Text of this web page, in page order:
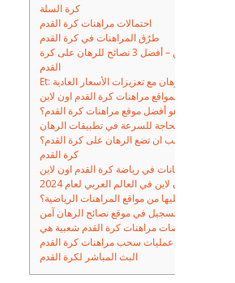
كرة السلة
احتمالات مراهنات كرة القدم
طرُق المراهنات في كرة القدم
أسرار مراهنات كرة القدم اون لاين – أفضل 3 نصائح للرهان على كرة
القدم
Et: افضل تطبيق رهان مع تعزيزات الأسعار العادية
الرئيسية لمواقع مراهنات كرة القدم اون لاين
ما هو أفضل موقع مراهنات كرة القدم؟
الحاجة للسرعة في تطبيقات الرهان
متى يجب ان تضع الرهان على كرة القدم؟
كرة القدم
أنواع الرهانات في رياضة كرة القدم اون لاين
القدم اون لاين في العالم العربي لعام 2024
احصل عليها من مواقع المراهنات الرياضية؟
التسجيل في موقع نصائح الرهان آمن
أكثر عروضات مراهنات كرة القدم شعبية هي
تستغرق عمليات سحب مراهنات كرة القدم
البث المباشر لكرة القدم